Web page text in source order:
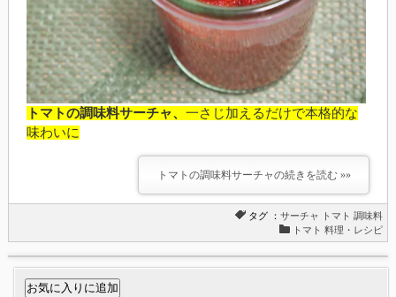
トマトの調味料サーチャ、 一さじ加えるだけで本格的な
味わいに
トマトの調味料サーチャの続きを読む »»
タグ ：サーチャ トマト 調味料
トマト 料理・レシピ